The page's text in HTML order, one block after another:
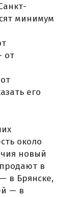
минимум
от
его
около
новый
в
в Брянске,
— в